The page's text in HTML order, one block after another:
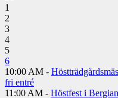
1
2
3
4
5
6
10:00 AM -
fri entré
11:00 AM - Höstfest i